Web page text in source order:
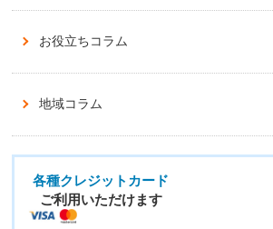
お役立ちコラム
地域コラム
各種クレジットカード
ご利用いただけます